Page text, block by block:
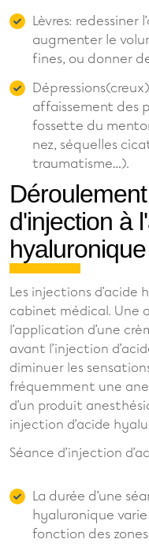
Lèvres: redessiner
augmenter le
fines, ou donner
affaissement des
fossette du
nez, séquelles
traumatisme…).
d'injection à
hyaluronique
Les injections d’acide
cabinet médical. Une
l’application d’une
avant l’injection
diminuer les
fréquemment une
d’un produit
injection d’acide
Séance d’injection
La durée d’une
hyaluronique
fonction des